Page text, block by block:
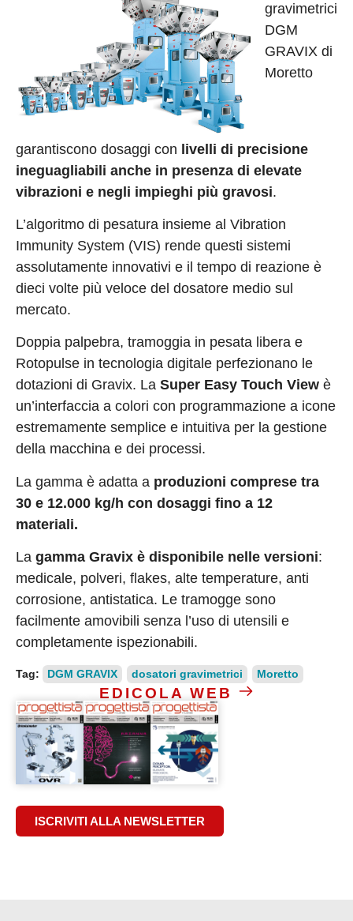
gravimetrici
DGM
GRAVIX di
Moretto
garantiscono dosaggi con livelli di precisione
ineguagliabili anche in presenza di elevate
vibrazioni e negli impieghi più gravosi.
L’algoritmo di pesatura insieme al Vibration
Immunity System (VIS) rende questi sistemi
assolutamente innovativi e il tempo di reazione è
dieci volte più veloce del dosatore medio sul
mercato.
Doppia palpebra, tramoggia in pesata libera e
Rotopulse in tecnologia digitale perfezionano le
dotazioni di Gravix. La Super Easy Touch View è
un’interfaccia a colori con programmazione a icone
estremamente semplice e intuitiva per la gestione
della macchina e dei processi.
La gamma è adatta a produzioni comprese tra
30 e 12.000 kg/h con dosaggi fino a 12
materiali.
La gamma Gravix è disponibile nelle versioni:
medicale, polveri, flakes, alte temperature, anti
corrosione, antistatica. Le tramogge sono
facilmente amovibili senza l’uso di utensili e
completamente ispezionabili.
Tag: DGM GRAVIX dosatori gravimetrici Moretto
EDICOLA WEB
ISCRIVITI ALLA NEWSLETTER